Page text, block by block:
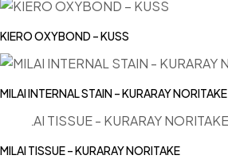
KIERO OXYBOND – KUSS
MILAI INTERNAL STAIN – KURARAY NORITAKE
MILAI TISSUE – KURARAY NORITAKE